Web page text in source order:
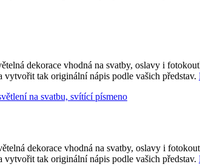
dekorace vhodná na svatby, oslavy i
vytvořit tak originální nápis podle vašich představ.
dekorace vhodná na svatby, oslavy i
vytvořit tak originální nápis podle vašich představ.